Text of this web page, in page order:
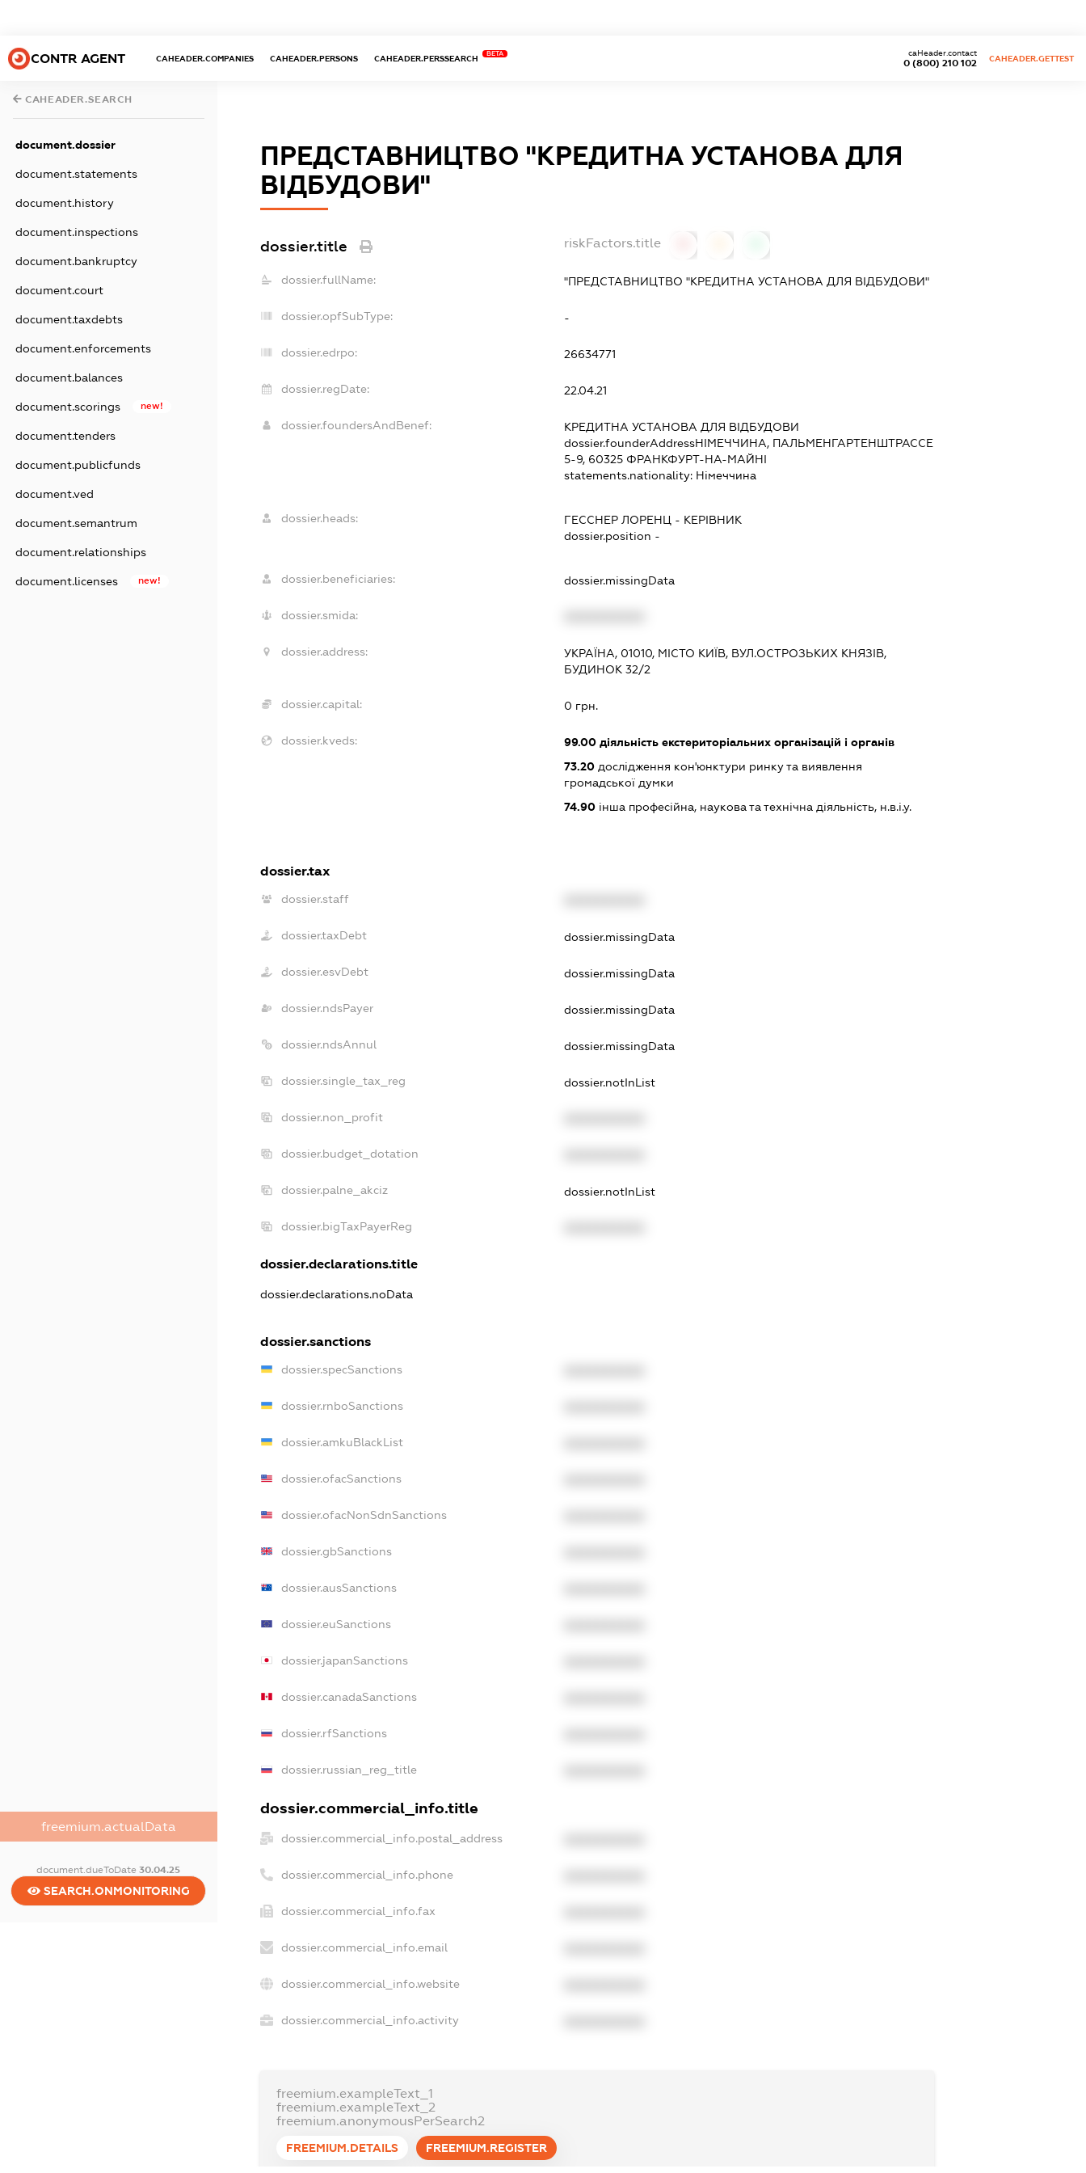
CONTR AGENT CAHEADER.COMPANIES CAHEADER.PERSONS CAHEADER.PERSSEARCH
BETA
0 (800) 210 102
caHeader.contact
CAHEADER.GETTEST
CAHEADER.SEARCH
document.dossier
document.statements
document.history
document.inspections
document.bankruptcy
document.court
document.taxdebts
document.enforcements
document.balances
document.scorings new!
document.tenders
document.publicfunds
document.ved
document.semantrum
document.relationships
document.licenses new!
freemium.actualData
document.dueToDate30.04.25
SEARCH.ONMONITORING
ПРЕДСТАВНИЦТВО "КРЕДИТНА УСТАНОВА ДЛЯ
ВІДБУДОВИ"
dossier.title riskFactors.title
dossier.fullName: "ПРЕДСТАВНИЦТВО "КРЕДИТНА УСТАНОВА ДЛЯ ВІДБУДОВИ"
dossier.opfSubType: -
dossier.edrpo: 26634771
dossier.regDate: 22.04.21
dossier.foundersAndBenef:
КРЕДИТНА УСТАНОВА ДЛЯ ВІДБУДОВИ
dossier.founderAddressНІМЕЧЧИНА, ПАЛЬМЕНГАРТЕНШТРАССЕ
5-9, 60325 ФРАНКФУРТ-НА-МАЙНІ
statements.nationality: Німеччина
dossier.heads: ГЕССНЕР ЛОРЕНЦ- КЕРІВНИК
dossier.position -
dossier.beneficiaries: dossier.missingData
dossier.smida:
dossier.address:
УКРАЇНА, 01010, МІСТО КИЇВ, ВУЛ.ОСТРОЗЬКИХ КНЯЗІВ,
БУДИНОК 32/2
dossier.capital: 0 грн.
dossier.kveds: 99.00діяльність екстериторіальних організацій і органів
73.20дослідження кон'юнктури ринку та виявлення
громадської думки
74.90інша професійна, наукова та технічна діяльність, н.в.і.у.
dossier.tax
dossier.staff
dossier.taxDebt dossier.missingData
dossier.esvDebt dossier.missingData
dossier.ndsPayer dossier.missingData
dossier.ndsAnnul dossier.missingData
dossier.single_tax_reg dossier.notInList
dossier.non_profit
dossier.budget_dotation
dossier.palne_akciz dossier.notInList
dossier.bigTaxPayerReg
dossier.declarations.title
dossier.declarations.noData
dossier.sanctions
dossier.specSanctions
dossier.rnboSanctions
dossier.amkuBlackList
dossier.ofacSanctions
dossier.ofacNonSdnSanctions
dossier.gbSanctions
dossier.ausSanctions
dossier.euSanctions
dossier.japanSanctions
dossier.canadaSanctions
dossier.rfSanctions
dossier.russian_reg_title
dossier.commercial_info.title
dossier.commercial_info.postal_address
dossier.commercial_info.phone
dossier.commercial_info.fax
dossier.commercial_info.email
dossier.commercial_info.website
dossier.commercial_info.activity
freemium.exampleText_1
freemium.exampleText_2
freemium.anonymousPerSearch2
FREEMIUM.DETAILS FREEMIUM.REGISTER